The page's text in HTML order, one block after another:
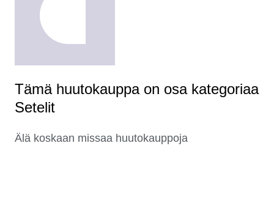
Tämä huutokauppa on osa kategoriaa
Setelit
Älä koskaan missaa huutokauppoja